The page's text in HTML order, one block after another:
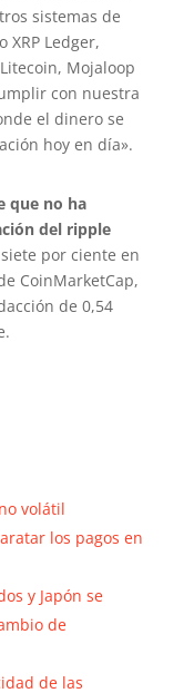
sistemas de
XRP Ledger,
Mojaloop
con nuestra
el dinero se
hoy en día».
que no ha
del ripple
por ciente en
CoinMarketCap,
de 0,54
volátil
los pagos en
y Japón se
de
de las